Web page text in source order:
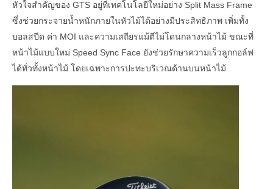
หัวใจสำคัญของ GTS อยู่ที่เทคโนโลยีใหม่อย่าง Split Mass Frame
ซึ่งช่วยกระจายน้ำหนักภายในหัวไม้ได้อย่างมีประสิทธิภาพ เพิ่มทั้ง
บอลสปีด ค่า MOI และความเสถียรแม้ตีไม่โดนกลางหน้าไม้ ขณะที่
หน้าไม้แบบใหม่ Speed Sync Face ยังช่วยรักษาความเร็วลูกกอล์ฟ
ได้ทั่วทั้งหน้าไม้ โดยเฉพาะการปะทะบริเวณด้านบนหน้าไม้